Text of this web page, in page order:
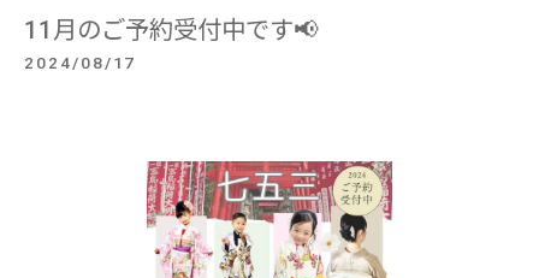
11月のご予約受付中です📢
2024/08/17